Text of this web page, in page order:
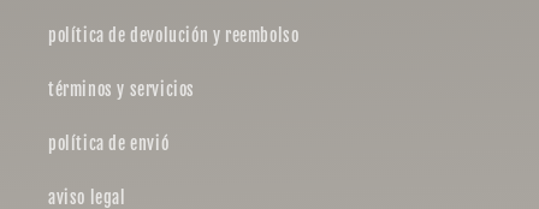
política de devolución y reembolso
términos y servicios
política de envió
aviso legal